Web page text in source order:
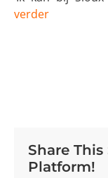
verder
Share This
Platform!